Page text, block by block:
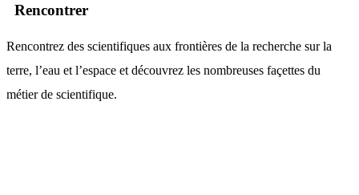
Rencontrer
Rencontrez des scientifiques aux frontières de la recherche sur la
terre, l’eau et l’espace et découvrez les nombreuses façettes du
métier de scientifique.